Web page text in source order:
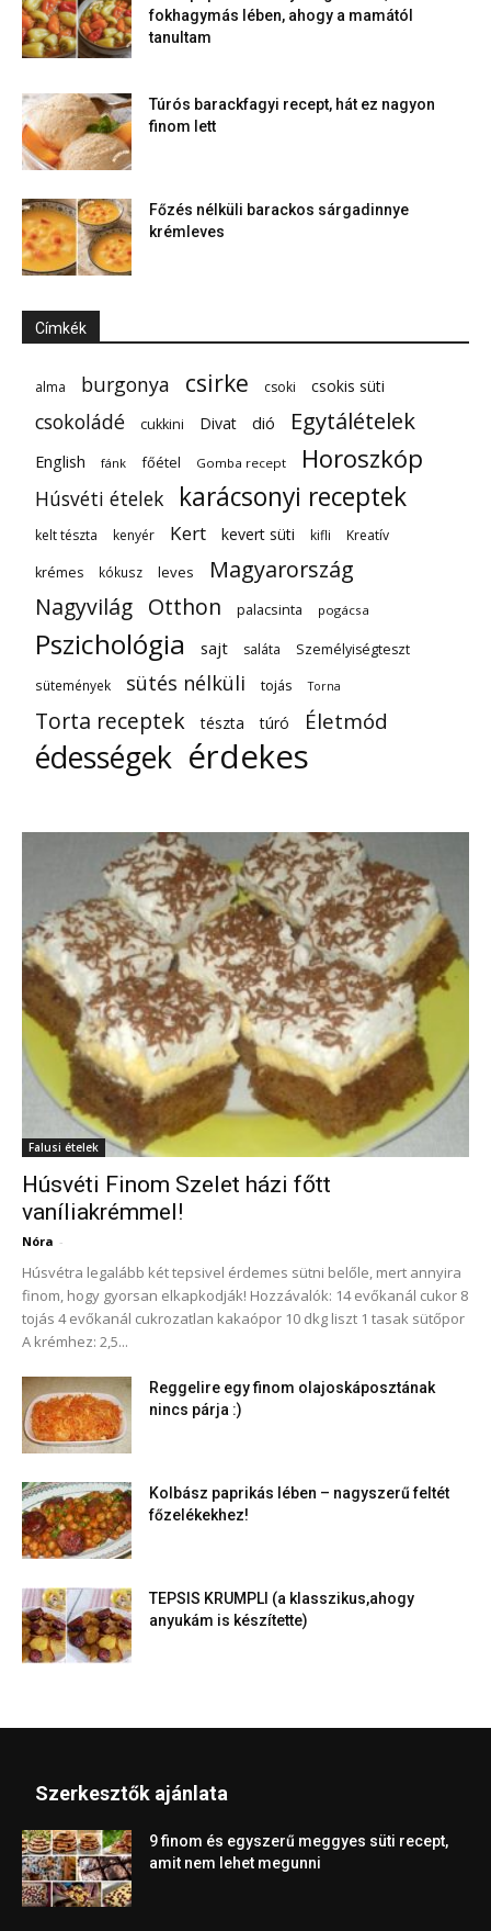
fokhagymás lében, ahogy a mamától
tanultam
Túrós barackfagyi recept, hát ez nagyon
finom lett
Főzés nélküli barackos sárgadinnye
krémleves
Címkék
alma burgonya csirke csoki csokis süti
csokoládé cukkini Divat dió Egytálételek
English fánk főétel Gomba recept Horoszkóp
Húsvéti ételek karácsonyi receptek
kelt tészta kenyér Kert kevert süti kifli
Kreatív
krémes
kókusz leves
Magyarország
Nagyvilág Otthon palacsinta pogácsa
Pszichológia sajt saláta Személyiségteszt
sütemények sütés nélküli tojás Torna
Torta receptek tészta túró Életmód
édességek érdekes
Falusi ételek
Húsvéti Finom Szelet házi főtt
vaníliakrémmel!
Nóra -
Húsvétra legalább két tepsivel érdemes sütni belőle, mert annyira
finom, hogy gyorsan elkapkodják! Hozzávalók: 14 evőkanál cukor 8
tojás 4 evőkanál cukrozatlan kakaópor 10 dkg liszt 1 tasak sütőpor
A krémhez: 2,5...
Reggelire egy finom olajoskáposztának
nincs párja :)
Kolbász paprikás lében – nagyszerű feltét
főzelékekhez!
TEPSIS KRUMPLI (a klasszikus,ahogy
anyukám is készítette)
Szerkesztők ajánlata
9 finom és egyszerű meggyes süti recept,
amit nem lehet megunni